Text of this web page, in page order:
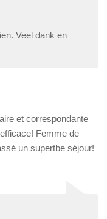
Veel dank en
et correspondante
Femme de
un supertbe séjour!